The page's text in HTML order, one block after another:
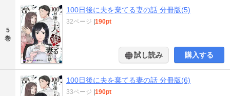
5
巻
100日後に夫を棄てる妻の話 分冊版(5)
32ページ |190pt
試し読み 購入する
100日後に夫を棄てる妻の話 分冊版(6)
33ページ |190pt